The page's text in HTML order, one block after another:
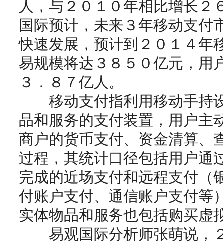
人，与２０１０年相比增长２
国际预计，未来３年移动支付
快速发展，预计到２０１４年
易规模将达３８５０亿元，用
３．８７亿人。
移动支付指利用移动手持
品和服务的支付装置，用户主
商户的货币支付、资金清算、
过程，其统计口径包括用户通
完成的近场支付和远程支付（
付账户支付、通信账户支付等
实体物品和服务也包括购买虚
易观国际分析师张萌说，